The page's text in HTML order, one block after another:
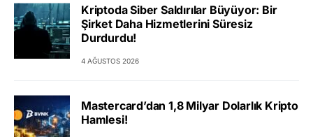
Kriptoda Siber Saldırılar Büyüyor: Bir
Şirket Daha Hizmetlerini Süresiz
Durdurdu!
4 AĞUSTOS 2026
Mastercard’dan 1,8 Milyar Dolarlık Kripto
Hamlesi!